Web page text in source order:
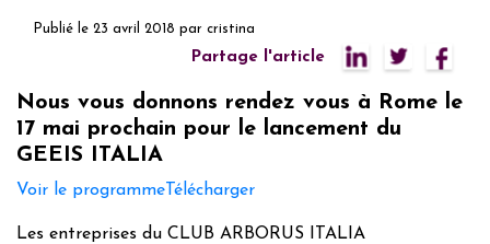
Publié le 23 avril 2018 par cristina
Partage l'article
Nous vous donnons rendez vous à Rome le
17 mai prochain pour le lancement du
GEEIS ITALIA
Voir le programmeTélécharger
Les entreprises du CLUB ARBORUS ITALIA